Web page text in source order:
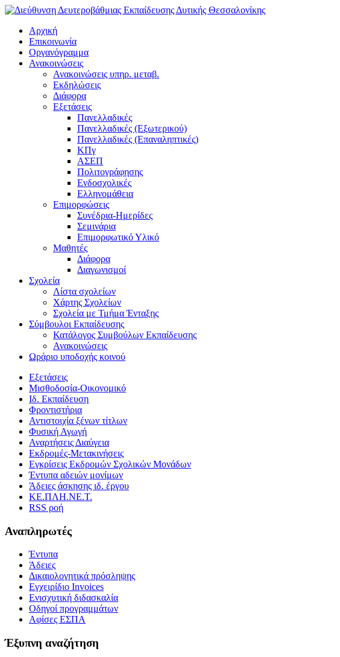
Αρχική
Επικοινωνία
Οργανόγραμμα
Ανακοινώσεις
Ανακοινώσεις υπηρ. μεταβ.
Εκδηλώσεις
Διάφορα
Εξετάσεις
Πανελλαδικές
Πανελλαδικές (Εξωτερικού)
Πανελλαδικές (Επαναληπτικές)
ΚΠγ
ΑΣΕΠ
Πολιτογράφησης
Ενδοσχολικές
Ελληνομάθεια
Επιμορφώσεις
Συνέδρια-Ημερίδες
Σεμινάρια
Επιμορφωτικό Υλικό
Μαθητές
Διάφορα
Διαγωνισμοί
Σχολεία
Λίστα σχολείων
Χάρτης Σχολείων
Σχολεία με Τμήμα Ένταξης
Σύμβουλοι Εκπαίδευσης
Κατάλογος Συμβούλων Εκπαίδευσης
Ανακοινώσεις
Ωράριο υποδοχής κοινού
Εξετάσεις
Μισθοδοσία-Οικονομικό
Ιδ. Εκπαίδευση
Φροντιστήρια
Αντιστοιχία ξένων τίτλων
Φυσική Αγωγή
Αναρτήσεις Διαύγεια
Εκδρομές-Μετακινήσεις
Εγκρίσεις Εκδρομών Σχολικών Μονάδων
Έντυπα αδειών μονίμων
Άδειες άσκησης ιδ. έργου
ΚΕ.ΠΛΗ.ΝΕ.Τ.
RSS ροή
Αναπληρωτές
Έντυπα
Άδειες
Δικαιολογητικά πρόσληψης
Εγχειρίδιο Invoices
Ενισχυτική διδασκαλία
Οδηγοί προγραμμάτων
Αφίσες ΕΣΠΑ
Έξυπνη αναζήτηση